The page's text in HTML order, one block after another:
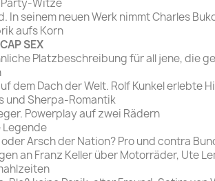
Witze
In seinem neuen Werk nimmt Charles
aufs Korn
SEX
Platzbeschreibung für all jene, die
dem Dach der Welt. Rolf Kunkel erlebte
und Sherpa-Romantik
Powerplay auf zwei Rädern
Legende
Arsch der Nation? Pro und contra
an Franz Keller über Motorräder, Ute